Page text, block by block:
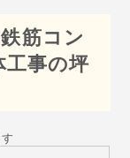
筋コン
事の坪